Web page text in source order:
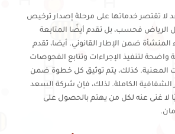
لا تقتصر خدماتها على مرحلة إصدار ترخيص
الرياض فحسب، بل تقدم أيضًا المتابعة
المنشأة ضمن الإطار القانوني. أيضا، تقدم
واضحة لتنفيذ الإجراءات وتتابع الفحوصات
المعنية. كذلك، يتم توثيق كل خطوة ضمن
الشفافية الكاملة. لذلك، فإن شركة السعد
لا غنى عنه لكل من يهتم بالحصول على